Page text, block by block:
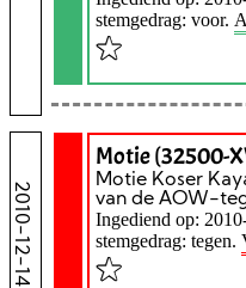
stemgedrag: voor.
2010-12-14
Motie (32500-
Motie Koser
van de AOW-
Ingediend op:
stemgedrag: tegen.